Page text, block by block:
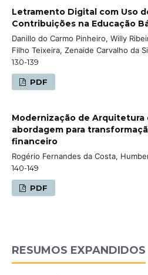
Letramento Digital com Uso
Contribuições na Educação
Danillo do Carmo Pinheiro, Willy
Filho Teixeira, Zenaide Carvalho da
130-139
PDF
Modernização de Arquitetura
abordagem para
financeiro
Rogério Fernandes da Costa,
140-149
PDF
RESUMOS EXPANDIDOS